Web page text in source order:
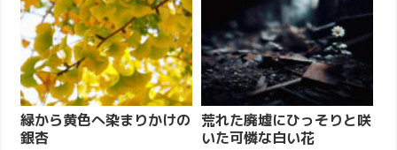
緑から黄色へ染まりかけの
銀杏
荒れた廃墟にひっそりと咲
いた可憐な白い花